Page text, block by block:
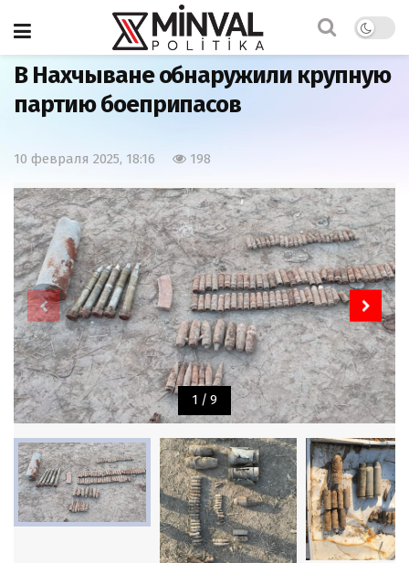
Главная Общество
В Нахчыване обнаружили крупную
партию боеприпасов
10 февраля 2025, 18:16 198
1 / 9